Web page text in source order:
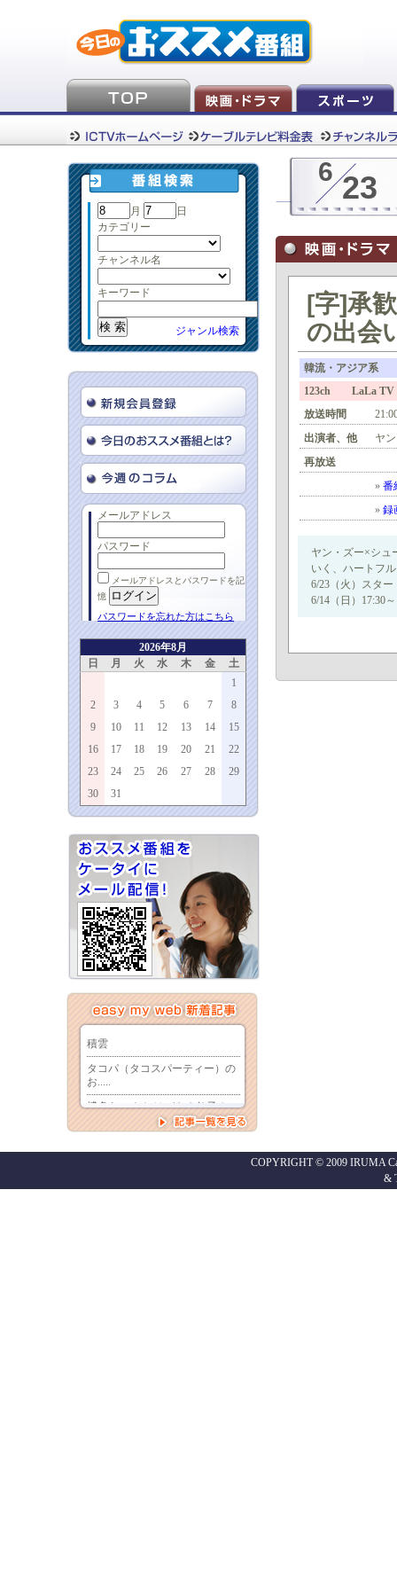
月
日
カテゴリー
チャンネル名
キーワード
ジャンル検索
メールアドレス
パスワード
メールアドレスとパスワードを記
憶
パスワードを忘れた方はこちら
2026年8月
日
月 火 水 木 金
土
1
2
3 4 5 6 7
8
9
10 11 12 13 14
15
16
17 18 19 20 21
22
23
24 25 26 27 28
29
30
31
6 23
[字]承
の出会
韓流・アジア系
123ch LaLa TV
放送時間
出演者、他
ヤ
再放送
» 番
» 録
ヤン・ズー×シュ
いく、ハートフ
6/23（火）スタ
6/14（日）17:30～
COPYRIGHT © 2009 IRUMA
&